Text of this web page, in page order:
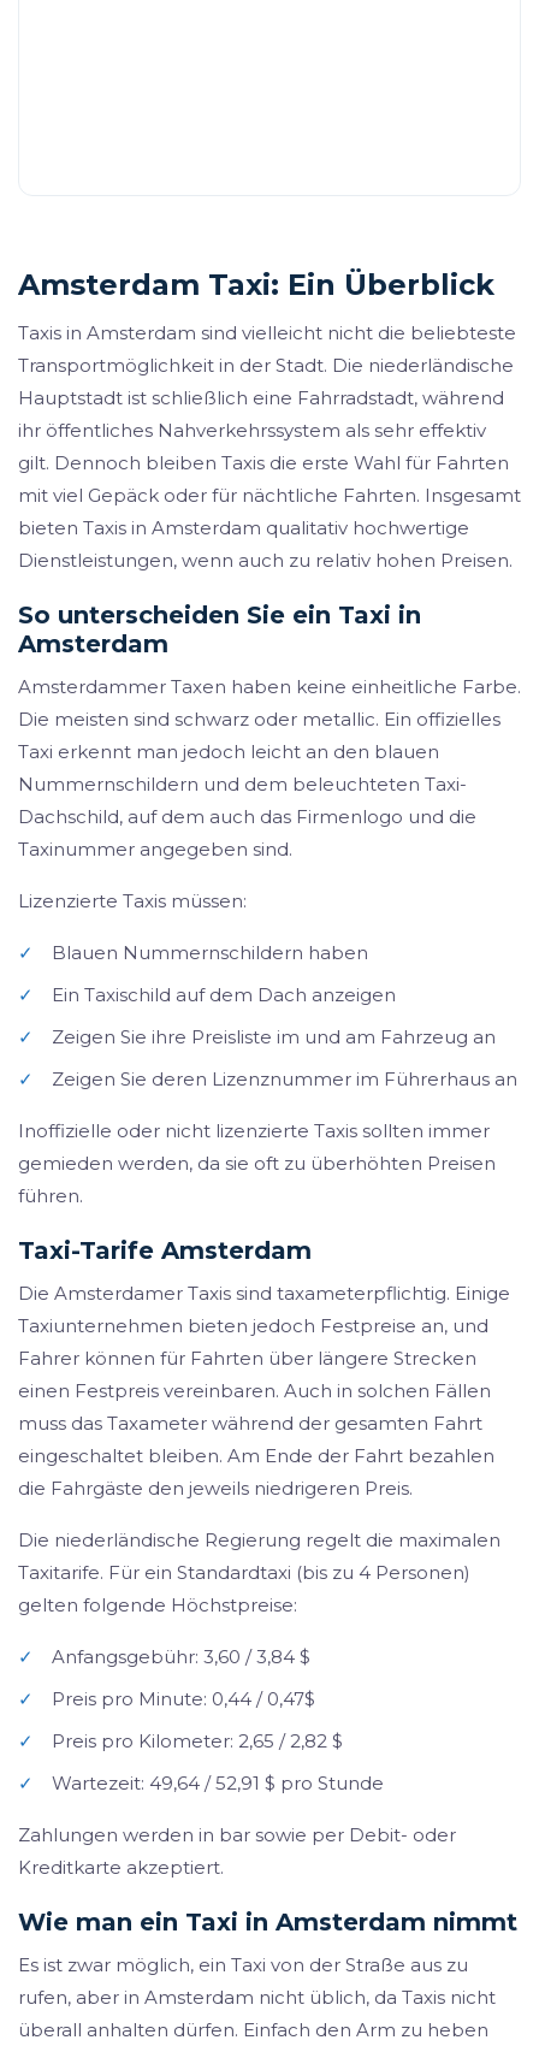
Amsterdam Taxi: Ein Überblick
Taxis in Amsterdam sind vielleicht nicht die beliebteste
Transportmöglichkeit in der Stadt. Die niederländische
Hauptstadt ist schließlich eine Fahrradstadt, während
ihr öffentliches Nahverkehrssystem als sehr effektiv
gilt. Dennoch bleiben Taxis die erste Wahl für Fahrten
mit viel Gepäck oder für nächtliche Fahrten. Insgesamt
bieten Taxis in Amsterdam qualitativ hochwertige
Dienstleistungen, wenn auch zu relativ hohen Preisen.
So unterscheiden Sie ein Taxi in
Amsterdam
Amsterdammer Taxen haben keine einheitliche Farbe.
Die meisten sind schwarz oder metallic. Ein offizielles
Taxi erkennt man jedoch leicht an den blauen
Nummernschildern und dem beleuchteten Taxi-
Dachschild, auf dem auch das Firmenlogo und die
Taxinummer angegeben sind.
Lizenzierte Taxis müssen:
✓
Blauen Nummernschildern haben
✓
Ein Taxischild auf dem Dach anzeigen
✓
Zeigen Sie ihre Preisliste im und am Fahrzeug an
✓
Zeigen Sie deren Lizenznummer im Führerhaus an
Inoffizielle oder nicht lizenzierte Taxis sollten immer
gemieden werden, da sie oft zu überhöhten Preisen
führen.
Taxi-Tarife Amsterdam
Die Amsterdamer Taxis sind taxameterpflichtig. Einige
Taxiunternehmen bieten jedoch Festpreise an, und
Fahrer können für Fahrten über längere Strecken
einen Festpreis vereinbaren. Auch in solchen Fällen
muss das Taxameter während der gesamten Fahrt
eingeschaltet bleiben. Am Ende der Fahrt bezahlen
die Fahrgäste den jeweils niedrigeren Preis.
Die niederländische Regierung regelt die maximalen
Taxitarife. Für ein Standardtaxi (bis zu 4 Personen)
gelten folgende Höchstpreise:
✓
Anfangsgebühr: 3,60 / 3,84 $
✓
Preis pro Minute: 0,44 / 0,47$
✓
Preis pro Kilometer: 2,65 / 2,82 $
✓
Wartezeit: 49,64 / 52,91 $ pro Stunde
Zahlungen werden in bar sowie per Debit- oder
Kreditkarte akzeptiert.
Wie man ein Taxi in Amsterdam nimmt
Es ist zwar möglich, ein Taxi von der Straße aus zu
rufen, aber in Amsterdam nicht üblich, da Taxis nicht
überall anhalten dürfen. Einfach den Arm zu heben